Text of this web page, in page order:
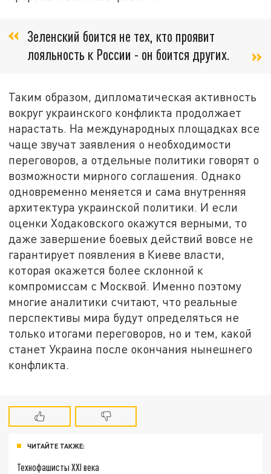
Зеленский боится не тех, кто проявит
лояльность к России - он боится других.
Таким образом, дипломатическая активность
вокруг украинского конфликта продолжает
нарастать. На международных площадках все
чаще звучат заявления о необходимости
переговоров, а отдельные политики говорят о
возможности мирного соглашения. Однако
одновременно меняется и сама внутренняя
архитектура украинской политики. И если
оценки Ходаковского окажутся верными, то
даже завершение боевых действий вовсе не
гарантирует появления в Киеве власти,
которая окажется более склонной к
компромиссам с Москвой. Именно поэтому
многие аналитики считают, что реальные
перспективы мира будут определяться не
только итогами переговоров, но и тем, какой
станет Украина после окончания нынешнего
конфликта.
ЧИТАЙТЕ ТАКЖЕ:
Технофашисты XXI века